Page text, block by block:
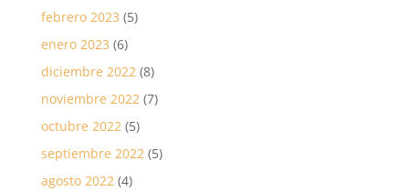
febrero 2023 (5)
enero 2023 (6)
diciembre 2022(8)
noviembre 2022(7)
octubre 2022(5)
septiembre 2022(5)
agosto 2022(4)